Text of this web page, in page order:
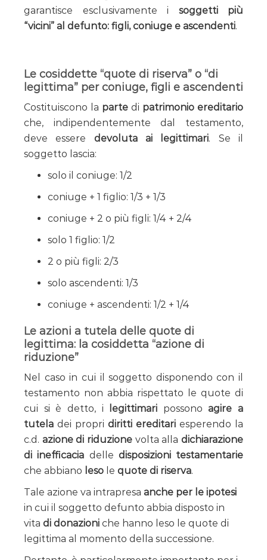
garantisce esclusivamente i soggetti più
“vicini” al defunto: figli, coniuge e ascendenti.
Le cosiddette “quote di riserva” o “di
legittima” per coniuge, figli e ascendenti
Costituiscono la parte di patrimonio ereditario
che, indipendentemente dal testamento,
deve essere devoluta ai legittimari. Se il
soggetto lascia:
solo il coniuge: 1/2
coniuge + 1 figlio: 1/3 + 1/3
coniuge + 2 o più figli: 1/4 + 2/4
solo 1 figlio: 1/2
2 o più figli: 2/3
solo ascendenti: 1/3
coniuge + ascendenti: 1/2 + 1/4
Le azioni a tutela delle quote di
legittima: la cosiddetta “azione di
riduzione”
Nel caso in cui il soggetto disponendo con il
testamento non abbia rispettato le quote di
cui si è detto, i
legittimari possonoagire a
tutela dei propri diritti ereditari esperendo la
c.d. azione di riduzione volta alladichiarazione
di inefficacia delle disposizioni testamentarie
che abbiano leso le quote di riserva.
Tale azione va intrapresa anche per le ipotesi
in cui il soggetto defunto abbia disposto in
vita di donazioni che hanno leso le quote di
legittima al momento della successione.